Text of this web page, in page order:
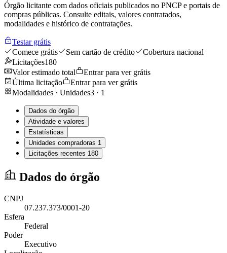
Órgão licitante com dados oficiais publicados no PNCP e portais de
compras públicas. Consulte editais, valores contratados,
modalidades e histórico de contratações.
Testar grátis
Comece grátis
Sem cartão de crédito
Cobertura nacional
Licitações180
Valor estimado total
Entrar para ver grátis
Última licitação
Entrar para ver grátis
Modalidades · Unidades3 · 1
Dados do órgão
Atividade e valores
Estatísticas
Unidades compradoras 1
Licitações recentes 180
Dados do órgão
CNPJ
07.237.373/0001-20
Esfera
Federal
Poder
Executivo